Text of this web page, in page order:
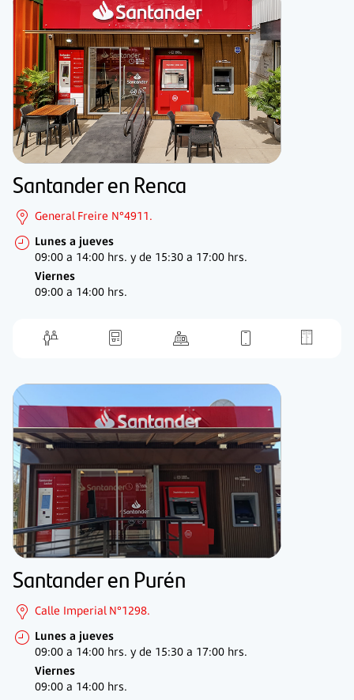
Santander en Renca
General Freire N°4911.
Lunes a jueves
09:00 a 14:00 hrs. y de 15:30 a 17:00 hrs.
Viernes
09:00 a 14:00 hrs.
Santander en Purén
Calle Imperial N°1298.
Lunes a jueves
09:00 a 14:00 hrs. y de 15:30 a 17:00 hrs.
Viernes
09:00 a 14:00 hrs.